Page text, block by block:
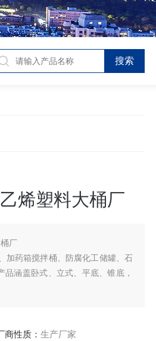
烯塑料大桶厂
厂
加药箱搅拌桶、防腐化工储罐、石
涵盖卧式、立式、平底、锥底，
。商性质：生产厂家